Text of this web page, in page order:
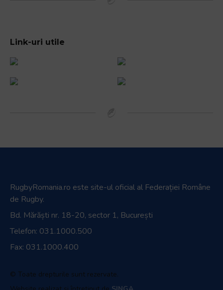
Link-uri utile
RugbyRomania.ro este site-ul oficial al Federației Române
de Rugby.
Bd. Mărăști nr. 18-20, sector 1, București
Telefon: 031.1000.500
Fax: 031.1000.400
© Toate drepturile sunt rezervate.